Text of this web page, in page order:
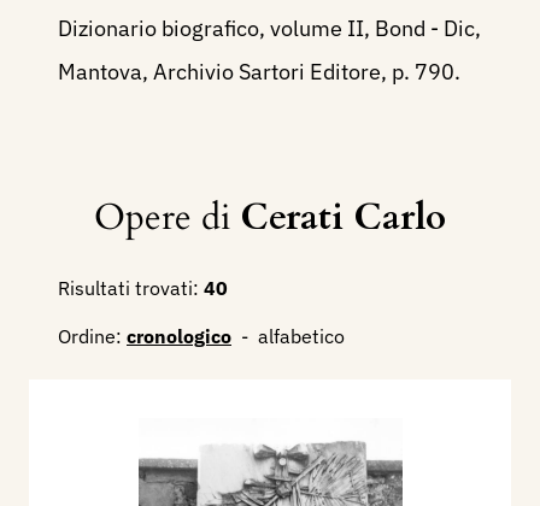
Dizionario biografico, volume II, Bond - Dic,
Mantova, Archivio Sartori Editore, p. 790.
Opere di Cerati Carlo
Risultati trovati: 40
Ordine: cronologico - alfabetico